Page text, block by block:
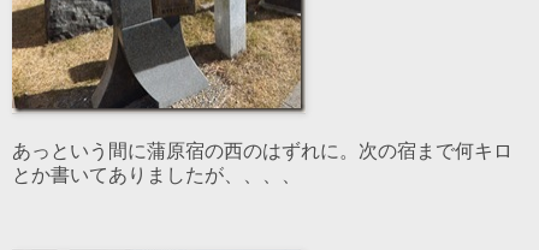
あっという間に蒲原宿の西のはずれに。次の宿まで何キロ
とか書いてありましたが、、、、